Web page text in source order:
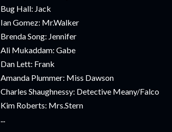
Bug Hall: Jack
Ian Gomez: Mr.Walker
Brenda Song: Jennifer
Ali Mukaddam: Gabe
Dan Lett: Frank
Amanda Plummer: Miss Dawson
Charles Shaughnessy: Detective Meany/Falco
Kim Roberts: Mrs.Stern
...